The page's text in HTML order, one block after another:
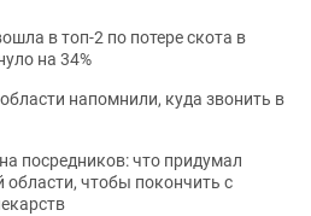
в топ-2 по потере скота в
на 34%
напомнили, куда звонить в
посредников: что придумал
чтобы покончить с